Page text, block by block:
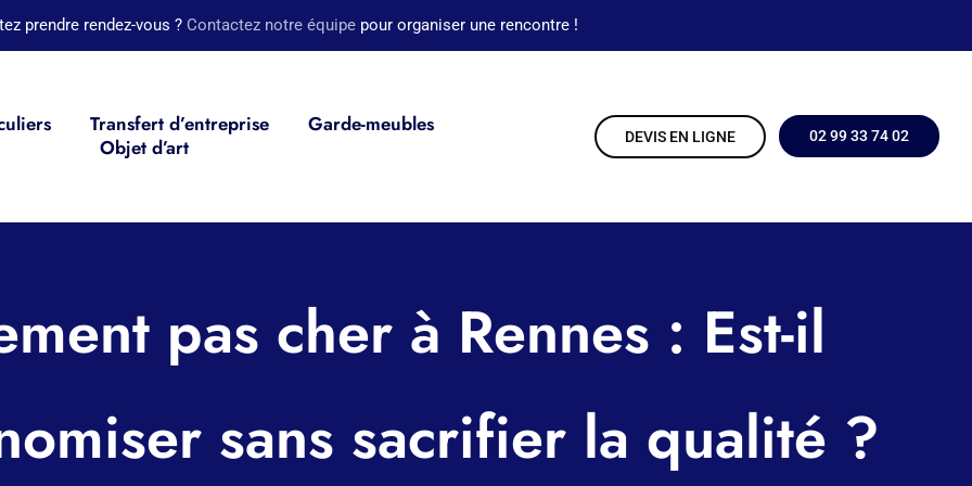
prendre rendez-vous ? Contactez notre équipe pour organiser une rencontre !
Transfert d’entreprise
Garde-meubles
Objet d’art
DEVIS EN LIGNE 02 99 33 74 02
pas cher à Rennes : Est-il
sans sacrifier la qualité ?